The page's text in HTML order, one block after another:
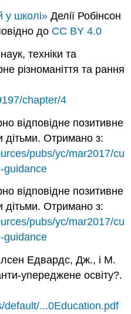
у школі» Делії Робінсон
до CC BY 4.0
техніки та
різноманіття та рання
chapter/4
відповідне позитивне
дітьми. Отримано з:
pubs/yc/mar2017/cu
guidance
відповідне позитивне
дітьми. Отримано з:
pubs/yc/mar2017/cu
guidance
Едвардс, Дж., і М.
упереджене освіту?.
default/...0Education.pdf